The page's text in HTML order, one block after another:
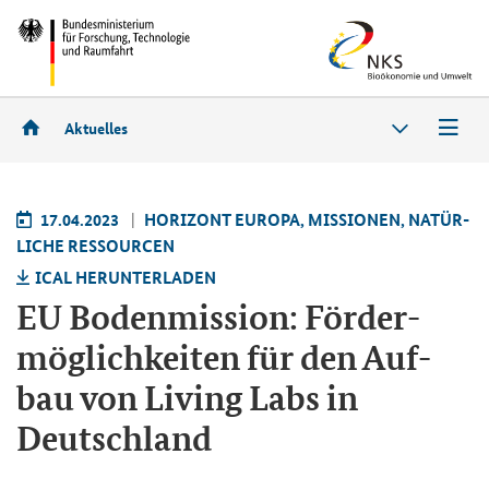
Aktuelles
17.04.2023
HO­RI­ZONT EU­RO­PA, MIS­SIO­NEN, NA­TÜR­
LI­CHE RES­SOUR­CEN
ICAL HER­UN­TER­LA­DEN
EU Bo­den­mis­si­on: För­der­
mög­lich­kei­ten für den Auf­
bau von Li­ving Labs in
Deutsch­land